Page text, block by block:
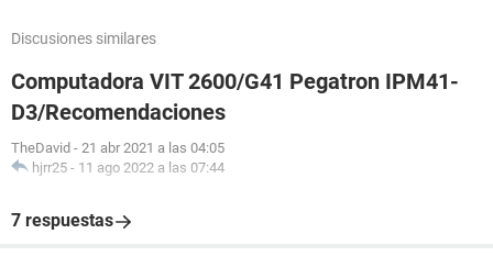
Discusiones similares
Computadora VIT 2600/G41 Pegatron IPM41-
D3/Recomendaciones
TheDavid - 21 abr 2021 a las 04:05
hjrr25 - 11 ago 2022 a las 07:44
7 respuestas